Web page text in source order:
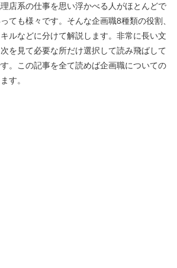
店系の仕事を思い浮かべる人がほとんどで
ても様々です。そんな企画職8種類の役割、
ルなどに分けて解説します。非常に長い文
を見て必要な所だけ選択して読み飛ばして
。この記事を全て読めば企画職についての
す。